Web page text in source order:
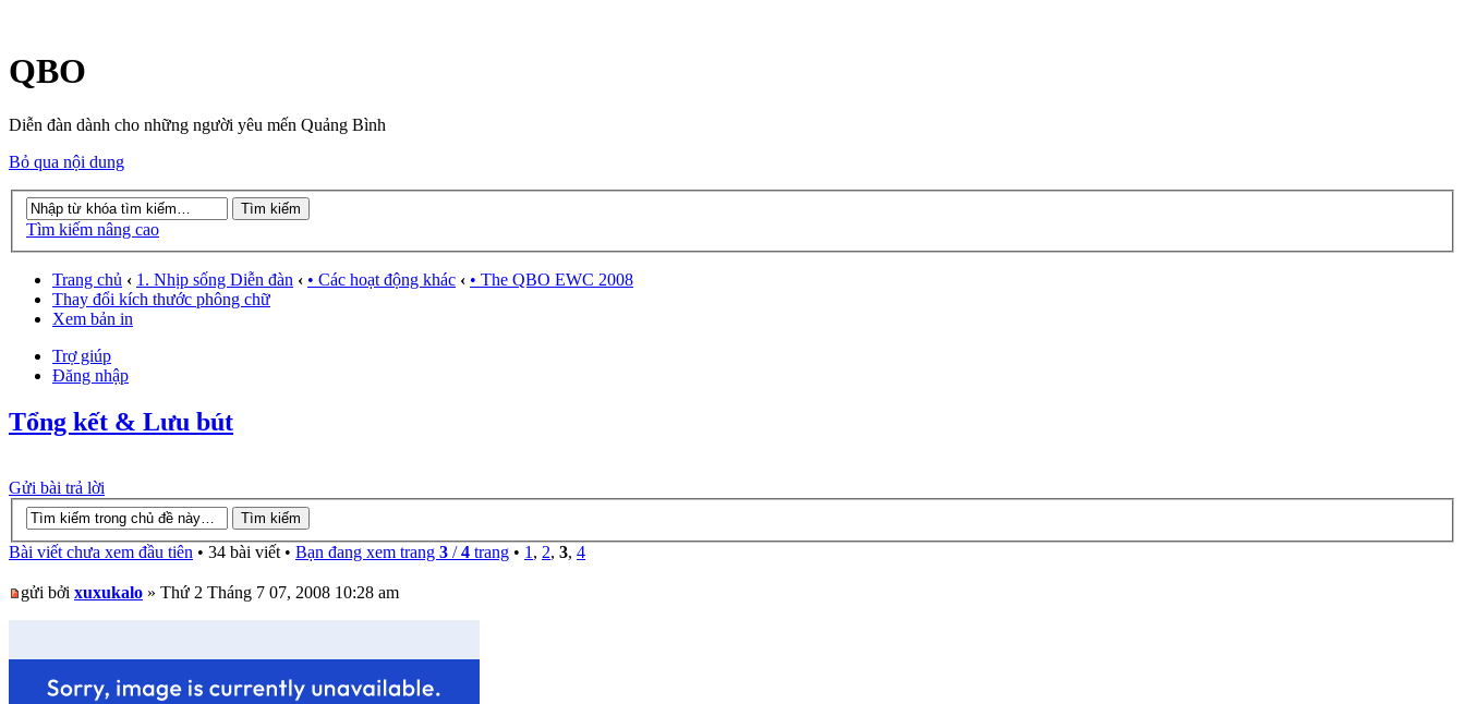
QBO
Diễn đàn dành cho những người yêu mến Quảng Bình
Bỏ qua nội dung
Tìm kiếm nâng cao
Trang chủ ‹ 1. Nhịp sống Diễn đàn ‹ • Các hoạt động khác ‹ • The QBO EWC 2008
Thay đổi kích thước phông chữ
Xem bản in
Trợ giúp
Đăng nhập
Tổng kết & Lưu bút
Gửi bài trả lời
Bài viết chưa xem đầu tiên • 34 bài viết • Bạn đang xem trang 3 /4 trang • 1 , 2, 3, 4
gửi bởi xuxukalo » Thứ 2 Tháng 7 07, 2008 10:28 am